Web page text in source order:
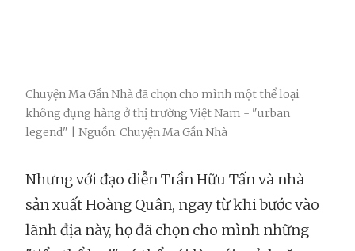
Chuyện Ma Gần Nhà đã chọn cho mình một thể loại
không đụng hàng ở thị trường Việt Nam - "urban
legend" | Nguồn: Chuyện Ma Gần Nhà
Nhưng với đạo diễn Trần Hữu Tấn và nhà
sản xuất Hoàng Quân, ngay từ khi bước vào
lãnh địa này, họ đã chọn cho mình những